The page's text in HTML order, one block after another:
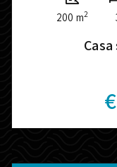
200 m2